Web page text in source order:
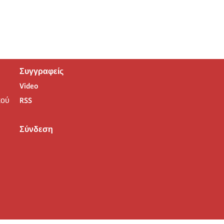
Συγγραφείς
Video
RSS
Σύνδεση